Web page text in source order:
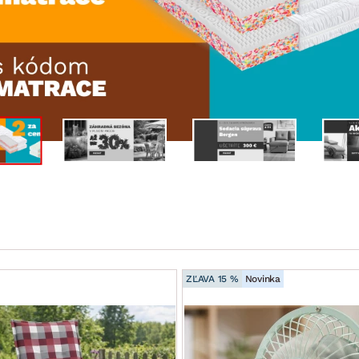
DOMÁCE SPOTREBIČE ZÁHRADNÉ
ZĽAVA 15 % Novinka